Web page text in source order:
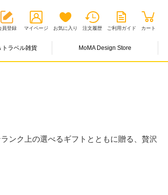
員登録 マイページ お気に入り 注文履歴 ご利用ガイド カート
トラベル雑貨 MoMA Design Store
ンク上の選べるギフトとともに贈る、贅沢